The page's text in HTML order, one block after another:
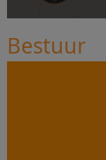
Bestuur